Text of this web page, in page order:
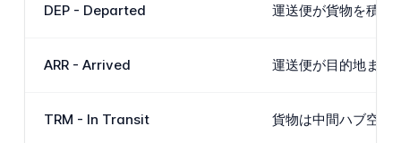
DEP - Departed 運送便が貨物を積ん
ARR - Arrived 運送便が目的地また
TRM - In Transit 貨物は中間ハブ空港